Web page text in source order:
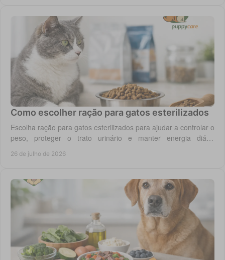
Como escolher ração para gatos esterilizados
Escolha ração para gatos esterilizados para ajudar a controlar o
peso, proteger o trato urinário e manter energia diária
26 de julho de 2026